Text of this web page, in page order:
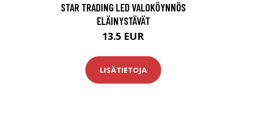
STAR TRADING LED VALOKÖYNNÖS
ELÄINYSTÄVÄT
13.5 EUR
LISÄTIETOJA